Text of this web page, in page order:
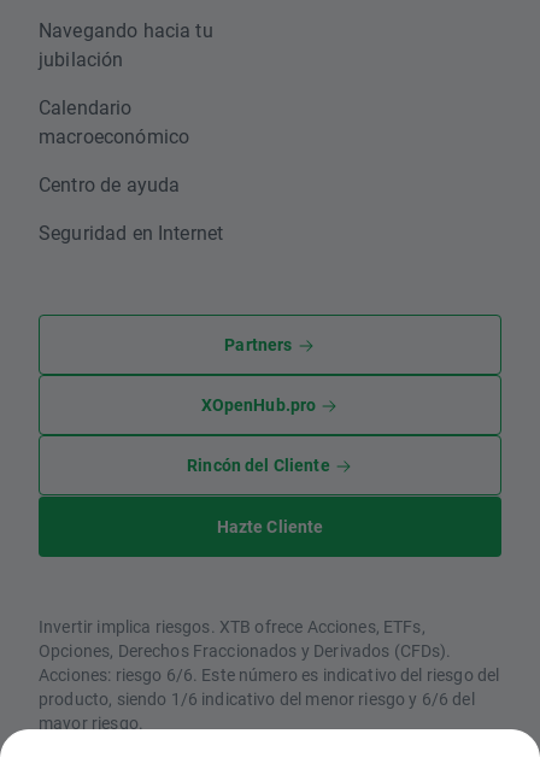
Navegando hacia tu
jubilación
Calendario
macroeconómico
Centro de ayuda
Seguridad en Internet
Partners
XOpenHub.pro
Rincón del Cliente
Hazte Cliente
Invertir implica riesgos. XTB ofrece Acciones, ETFs,
Opciones, Derechos Fraccionados y Derivados (CFDs).
Acciones: riesgo 6/6. Este número es indicativo del riesgo del
producto, siendo 1/6 indicativo del menor riesgo y 6/6 del
mayor riesgo.